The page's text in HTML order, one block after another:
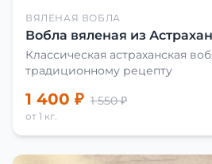
ВЯЛЕНАЯ ВОБЛА
Вобла вяленая из
Классическая астраханская
традиционному рецепту
1 400 ₽ 1 550 ₽
от 1 кг.